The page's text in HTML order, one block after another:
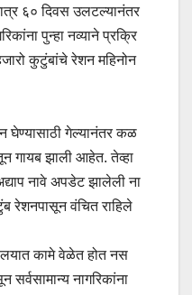
६० दिवस उलटल्यानंतर
पुन्हा नव्याने प्रक्रि
कुटुंबांचे रेशन महिनोन
घेण्यासाठी गेल्यानंतर कळ
गायब झाली आहेत. तेव्हा
नावे अपडेट झालेली ना
रेशनपासून वंचित राहिले
कामे वेळेत होत नस
नागरिकांना